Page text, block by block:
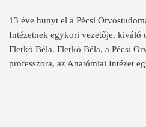
13 éve hunyt el a Pécsi
Intézetnek egykori vezetője, kiváló
Flerkó Béla. Flerkó Béla, a Pécsi
professzora, az Anatómiai Intézet